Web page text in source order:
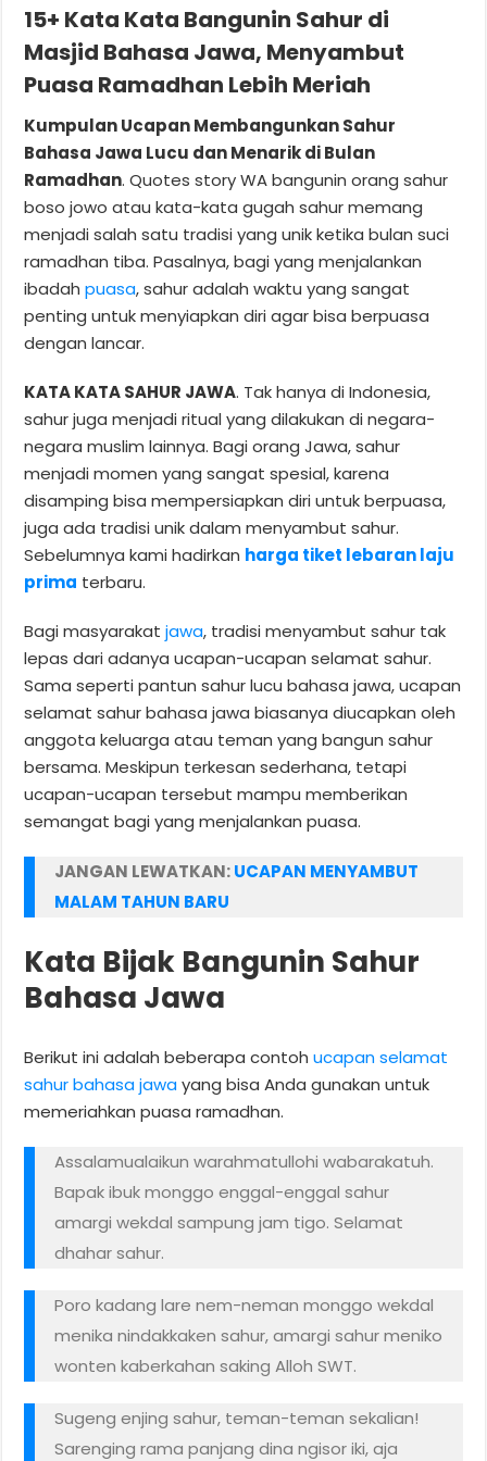
15+ Kata Kata Bangunin Sahur di
Masjid Bahasa Jawa, Menyambut
Puasa Ramadhan Lebih Meriah
Kumpulan Ucapan Membangunkan Sahur
Bahasa Jawa Lucu dan Menarik di Bulan
Ramadhan. Quotes story WA bangunin orang sahur
boso jowo atau kata-kata gugah sahur memang
menjadi salah satu tradisi yang unik ketika bulan suci
ramadhan tiba. Pasalnya, bagi yang menjalankan
ibadahpuasa, sahur adalah waktu yang sangat
penting untuk menyiapkan diri agar bisa berpuasa
dengan lancar.
KATA KATA SAHUR JAWA. Tak hanya di Indonesia,
sahur juga menjadi ritual yang dilakukan di negara-
negara muslim lainnya. Bagi orang Jawa, sahur
menjadi momen yang sangat spesial, karena
disamping bisa mempersiapkan diri untuk berpuasa,
juga ada tradisi unik dalam menyambut sahur.
Sebelumnya kami hadirkan harga tiket lebaran laju
prima terbaru.
Bagi masyarakatjawa, tradisi menyambut sahur tak
lepas dari adanya ucapan-ucapan selamat sahur.
Sama seperti pantun sahur lucu bahasa jawa, ucapan
selamat sahur bahasa jawa biasanya diucapkan oleh
anggota keluarga atau teman yang bangun sahur
bersama. Meskipun terkesan sederhana, tetapi
ucapan-ucapan tersebut mampu memberikan
semangat bagi yang menjalankan puasa.
JANGAN LEWATKAN:UCAPAN MENYAMBUT
MALAM TAHUN BARU
Kata Bijak Bangunin Sahur
Bahasa Jawa
Berikut ini adalah beberapa contohucapan selamat
sahur bahasa jawayang bisa Anda gunakan untuk
memeriahkan puasa ramadhan.
Assalamualaikun warahmatullohi wabarakatuh.
Bapak ibuk monggo enggal-enggal sahur
amargi wekdal sampung jam tigo. Selamat
dhahar sahur.
Poro kadang lare nem-neman monggo wekdal
menika nindakkaken sahur, amargi sahur meniko
wonten kaberkahan saking Alloh SWT.
Sugeng enjing sahur, teman-teman sekalian!
Sarenging rama panjang dina ngisor iki, aja